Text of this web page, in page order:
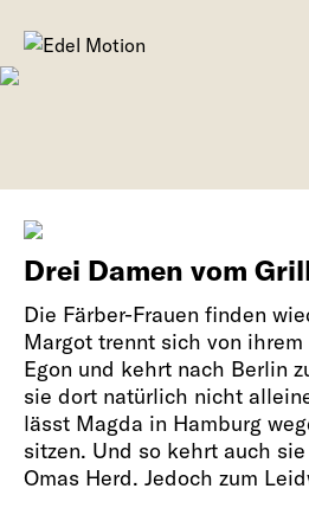
Drei Damen vom
Die Färber-Frauen finden
Margot trennt sich von
Egon und kehrt nach Berlin
sie dort natürlich nicht
lässt Magda in Hamburg
sitzen. Und so kehrt auch
Omas Herd. Jedoch zum